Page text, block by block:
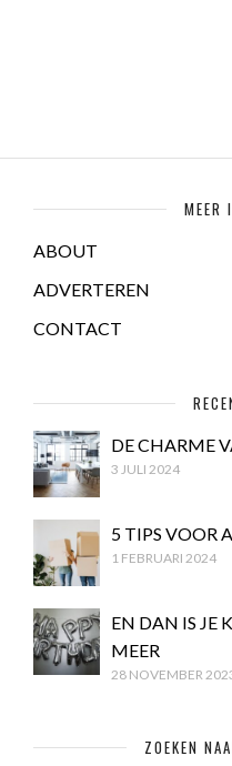
MEER
ABOUT
ADVERTEREN
CONTACT
DE CHARME
3 JULI 2024
5 TIPS VOOR
1 FEBRUARI 2024
EN DAN IS JE
MEER
28 NOVEMBER
ZOEKEN